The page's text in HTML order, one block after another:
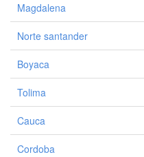
Magdalena
Norte santander
Boyaca
Tolima
Cauca
Cordoba